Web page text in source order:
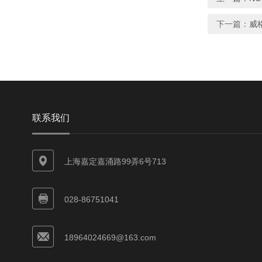
下一篇： 威
联系我们
上海嘉定嘉涌路99弄6号713
028-86751041
18964024669@163.com